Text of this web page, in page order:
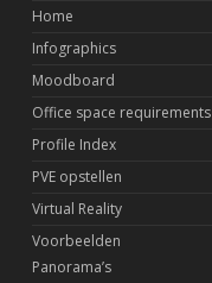
Home
Infographics
Moodboard
Office space requirements
Profile Index
PVE opstellen
Virtual Reality
Voorbeelden
Panorama’s